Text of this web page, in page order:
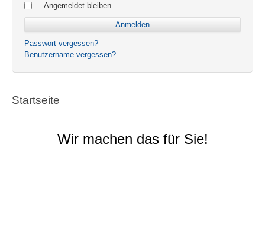
Angemeldet bleiben
Passwort vergessen?
Benutzername vergessen?
Startseite
Wir machen das für Sie!